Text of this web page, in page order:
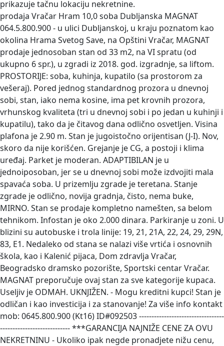
prikazuje tačnu lokaciju nekretnine.
prodaja Vračar Hram 10,0 soba Dubljanska MAGNAT
064.5.800.900 - u ulici Dubljanskoj, u kraju poznatom kao
okolina Hrama Svetog Save, na Opštini Vračar, MAGNAT
prodaje jednosoban stan od 33 m2, na VI spratu (od
ukupno 6 spr.), u zgradi iz 2018. god. izgradnje, sa liftom.
PROSTORIJE: soba, kuhinja, kupatilo (sa prostorom za
vešeraj). Pored jednog standardnog prozora u dnevnoj
sobi, stan, iako nema kosine, ima pet krovnih prozora,
vrhunskog kvaliteta (tri u dnevnoj sobi i po jedan u kuhinji i
kupatilu), tako da je čitavog dana odlično osvetljen. Visina
plafona je 2.90 m. Stan je jugoistočno orijentisan (J-I). Nov,
skoro da nije korišćen. Grejanje je CG, a postoji i klima
uređaj. Parket je moderan. ADAPTIBILAN je u
jednoiposoban, jer se u dnevnoj sobi može izdvojiti mala
spavaća soba. U prizemlju zgrade je teretana. Stanje
zgrade je odlično, novija gradnja, čisto, nema buke,
MIRNO. Stan se prodaje kompletno namešten, sa belom
tehnikom. Infostan je oko 2.000 dinara. Parkiranje u zoni. U
blizini su autobuske i trola linije: 19, 21, 21A, 22, 24, 29, 29N,
83, E1. Nedaleko od stana se nalazi više vrtića i osnovnih
škola, kao i Kalenić pijaca, Dom zdravlja Vračar,
Beogradsko dramsko pozorište, Sportski centar Vračar.
MAGNAT preporučuje ovaj stan za sve kategorije kupaca.
Useljiv je ODMAH. UKNJIŽEN. - Mogu kreditni kupci! Stan je
odličan i kao investicija i za stanovanje! Za više info kontakt
mob: 0645.800.900 (Kt16) ID#092503 ----------------------------------
---------------------------- ***GARANCIJA NAJNIŽE CENE ZA OVU
NEKRETNINU - Ukoliko ipak negde pronadjete nižu cenu,